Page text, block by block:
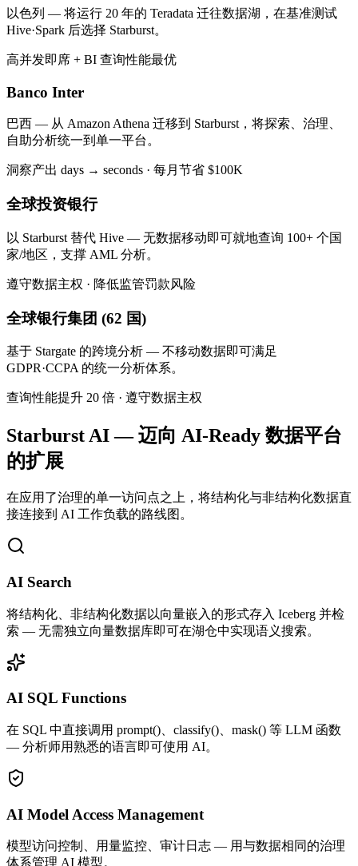
以色列 — 将运行 20 年的 Teradata 迁往数据湖，在基准测试
Hive·Spark 后选择 Starburst。
高并发即席 + BI 查询性能最优
Banco Inter
巴西 — 从 Amazon Athena 迁移到 Starburst，将探索、治理、
自助分析统一到单一平台。
洞察产出 days → seconds · 每月节省 $100K
全球投资银行
以 Starburst 替代 Hive — 无数据移动即可就地查询 100+ 个国
家/地区，支撑 AML 分析。
遵守数据主权 · 降低监管罚款风险
全球银行集团 (62 国)
基于 Stargate 的跨境分析 — 不移动数据即可满足
GDPR·CCPA 的统一分析体系。
查询性能提升 20 倍 · 遵守数据主权
Starburst AI — 迈向 AI-Ready 数据平台
的扩展
在应用了治理的单一访问点之上，将结构化与非结构化数据直
接连接到 AI 工作负载的路线图。
AI Search
将结构化、非结构化数据以向量嵌入的形式存入 Iceberg 并检
索 — 无需独立向量数据库即可在湖仓中实现语义搜索。
AI SQL Functions
在 SQL 中直接调用 prompt()、classify()、mask() 等 LLM 函数
— 分析师用熟悉的语言即可使用 AI。
AI Model Access Management
模型访问控制、用量监控、审计日志 — 用与数据相同的治理
体系管理 AI 模型。